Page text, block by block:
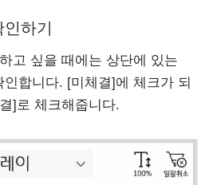
하기
고 싶을 때에는 상단에 있는
인합니다. [미체결]에 체크가 되
]로 체크해줍니다.